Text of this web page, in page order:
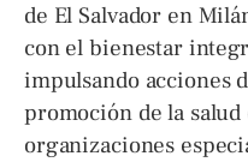
de El Salvador en
con el bienestar
impulsando acciones
promoción de la
organizaciones